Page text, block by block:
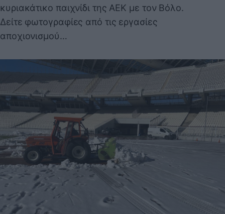
κυριακάτικο παιχνίδι της ΑΕΚ με τον Βόλο.
Δείτε φωτογραφίες από τις εργασίες
αποχιονισμού…